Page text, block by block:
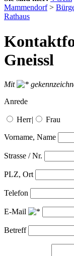
Mammendorf>
Rathaus
Gneissl
Mit
Anrede
Herr| Frau
Vorname, Name
Strasse / Nr.
PLZ, Ort
Telefon
E-Mail
Betreff